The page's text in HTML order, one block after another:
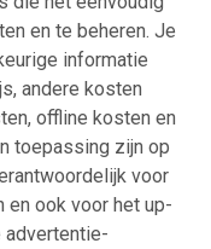
en te beheren. Je
informatie
andere kosten
offline kosten en
toepassing zijn op
voor
en ook voor het up-
advertentie-